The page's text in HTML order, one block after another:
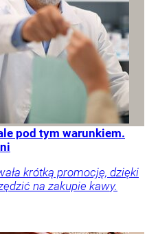
pod tym warunkiem.
krótką promocję, dzięki
na zakupie kawy.